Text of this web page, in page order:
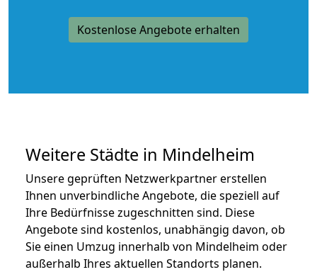
Kostenlose Angebote erhalten
Weitere Städte in Mindelheim
Unsere geprüften Netzwerkpartner erstellen
Ihnen unverbindliche Angebote, die speziell auf
Ihre Bedürfnisse zugeschnitten sind. Diese
Angebote sind kostenlos, unabhängig davon, ob
Sie einen Umzug innerhalb von Mindelheim oder
außerhalb Ihres aktuellen Standorts planen.